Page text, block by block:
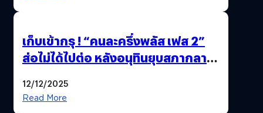
เก็บเข้ากรุ ! “คนละครึ่งพลัส เฟส 2”
ส่อไม่ได้ไปต่อ หลังอนุทินยุบสภากลาย
15 ธ.ค. นี้
12/12/2025
Read More